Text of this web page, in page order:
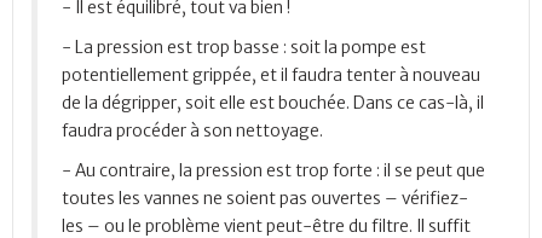
- Il est équilibré, tout va bien !
- La pression est trop basse : soit la pompe est
potentiellement grippée, et il faudra tenter à nouveau
de la dégripper, soit elle est bouchée. Dans ce cas-là, il
faudra procéder à son nettoyage.
- Au contraire, la pression est trop forte : il se peut que
toutes les vannes ne soient pas ouvertes – vérifiez-
les – ou le problème vient peut-être du filtre. Il suffit